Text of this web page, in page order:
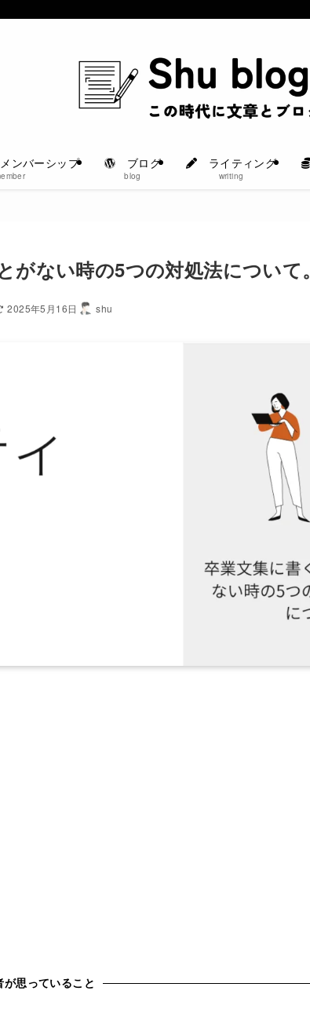
ンバーシップ ブログ
blog
ライティング
writing
がない時の5つの対処法について。
2025年5月16日 shu
思っていること